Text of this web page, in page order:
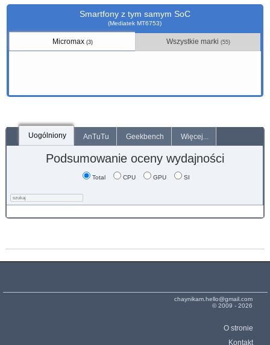
Smartfony z tym samym SoC
(Mediatek MT6753)
Micromax (3) Wszystkie marki (55)
Uogólniony AnTuTu Geekbench Więcej...
Podsumowanie oceny wydajności
Total CPU GPU SI
chaynikam.hello@gmail.com
© 2009 - 2026
O stronie
Kontakt